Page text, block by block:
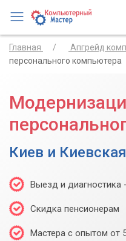
Главная Апгрейд
персонального компьютера
Киев и
Выезд и диагностика
Скидка пенсионерам
Мастера с опытом от